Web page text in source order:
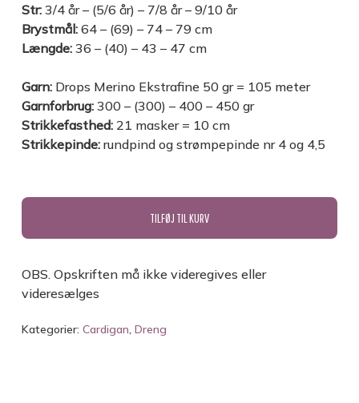
Str:3/4 år – (5/6 år) – 7/8 år – 9/10 år
Brystmål:64 – (69) – 74 – 79 cm
Længde:36 – (40) – 43 – 47 cm
Garn:Drops Merino Ekstrafine 50 gr = 105 meter
Garnforbrug:300 – (300) – 400 – 450 gr
Strikkefasthed:21 masker = 10 cm
Strikkepinde:rundpind og strømpepinde nr 4 og 4,5
TILFØJ TIL KURV
OBS. Opskriften må ikke videregives eller
videresælges
Kategorier: Cardigan, Dreng